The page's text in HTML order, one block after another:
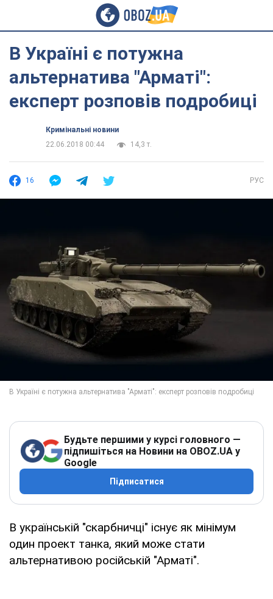
В Україні є потужна
альтернатива "Арматі":
експерт розповів подробиці
Кримінальні новини
22.06.2018 00:44
14,3 т.
16 РУС
Будьте першими у курсі головного —
підпишіться на Новини на OBOZ.UA у
Google
Підписатися
В українській "скарбничці" існує як мінімум
один проект танка, який може стати
альтернативою російській "Арматі".